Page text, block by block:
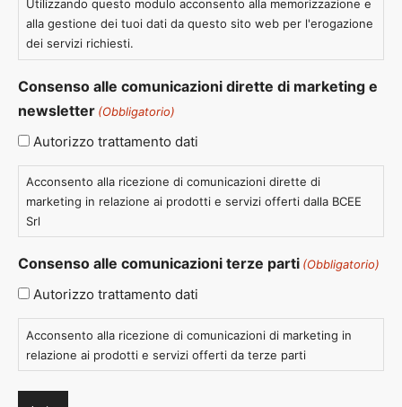
Utilizzando questo modulo acconsento alla memorizzazione e
alla gestione dei tuoi dati da questo sito web per l'erogazione
dei servizi richiesti.
Consenso alle comunicazioni dirette di marketing e
newsletter (Obbligatorio)
Autorizzo trattamento dati
Acconsento alla ricezione di comunicazioni dirette di
marketing in relazione ai prodotti e servizi offerti dalla BCEE
Srl
Consenso alle comunicazioni terze parti (Obbligatorio)
Autorizzo trattamento dati
Acconsento alla ricezione di comunicazioni di marketing in
relazione ai prodotti e servizi offerti da terze parti